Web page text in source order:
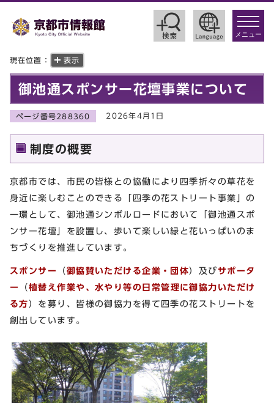
toggle
メニュー
現在位置： 表示
御池通スポンサー花壇事業について
ページ番号288360 2026年4月1日
制度の概要
京都市では、市民の皆様との協働により四季折々の草花を
身近に楽しむことのできる「四季の花ストリート事業」の
一環として、御池通シンボルロードにおいて「御池通スポ
ンサー花壇」を設置し、歩いて楽しい緑と花いっぱいのま
ちづくりを推進しています。
スポンサー （御協賛いただける企業・団体）及び サポータ
ー
（植替え作業や、水やり等の日常管理に御協力いただけ
る方）を募り、皆様の御協力を得て四季の花ストリートを
創出しています。